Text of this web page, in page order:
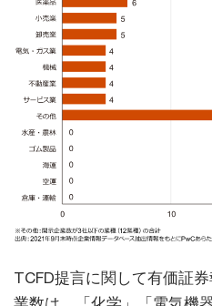
TCFD提言に関して有価証